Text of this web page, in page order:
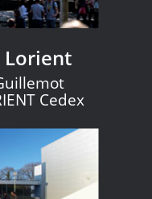
Lorient
Cedex